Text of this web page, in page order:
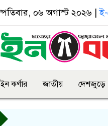
০৬ অগাস্ট ২০২৬ |
কর্ণার জাতীয় দেশজুড়ে